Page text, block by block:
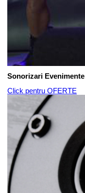
Sonorizari Evenimente
Click pentru OFERTE